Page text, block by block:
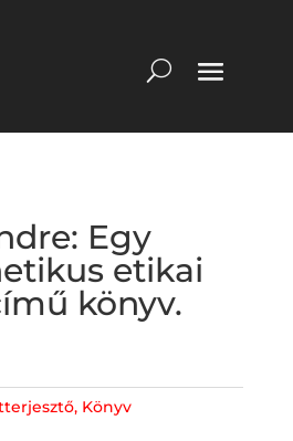
Egy
etikai
könyv.
, Könyv